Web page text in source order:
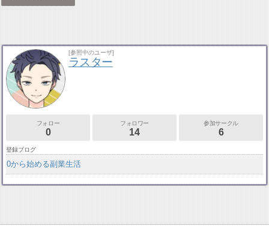
[参照中のユーザ]
ラスター
フォロー
0
フォロワー
14
参加サークル
6
登録ブログ
0から始める副業生活